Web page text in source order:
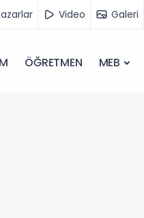
Video Galeri
ÖĞRETMEN MEB